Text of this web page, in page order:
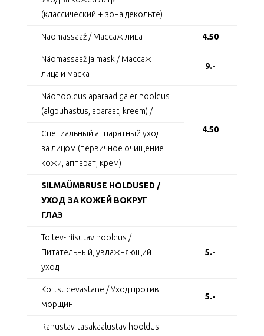
(классический + зона декольте)
Näomassaaž / Массаж лица 4.50
Näomassaaž ja mask / Массаж
лица и маска
9.-
Näohooldus aparaadiga erihooldus
(algpuhastus, aparaat, kreem) /
4.50
Специальный аппаратный уход
за лицом (первичное очищение
кожи, аппарат, крем)
SILMAÜMBRUSE HOLDUSED /
УХОД ЗА КОЖЕЙ ВОКРУГ
ГЛАЗ
Toitev-niisutav hooldus /
Питательный, увлажняющий
уход
5.-
Kortsudevastane / Уход против
морщин
5.-
Rahustav-tasakaalustav hooldus